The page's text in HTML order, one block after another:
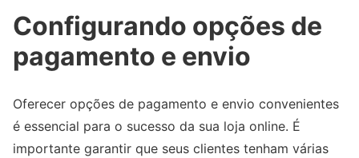
Configurando opções de
pagamento e envio
Oferecer opções de pagamento e envio convenientes
é essencial para o sucesso da sua loja online. É
importante garantir que seus clientes tenham várias